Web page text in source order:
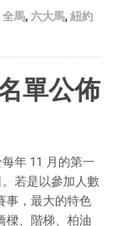
全馬, 六大馬, 紐約
單公佈
年 11 月的第一
若是以參加人數
事，最大的特色
樑、階梯、柏油